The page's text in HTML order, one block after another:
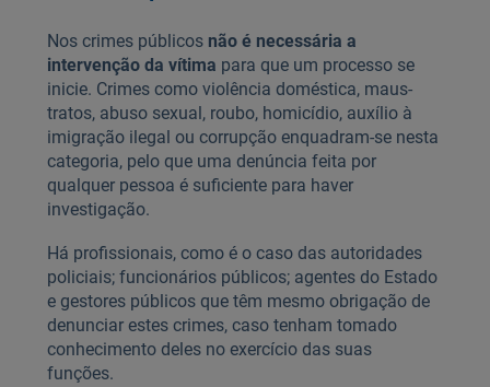
Nos crimes públicos não é necessária a
intervenção da vítima para que um processo se
inicie. Crimes como violência doméstica, maus-
tratos, abuso sexual, roubo, homicídio, auxílio à
imigração ilegal ou corrupção enquadram-se nesta
categoria, pelo que uma denúncia feita por
qualquer pessoa é suficiente para haver
investigação.
Há profissionais, como é o caso das autoridades
policiais; funcionários públicos; agentes do Estado
e gestores públicos que têm mesmo obrigação de
denunciar estes crimes, caso tenham tomado
conhecimento deles no exercício das suas
funções.